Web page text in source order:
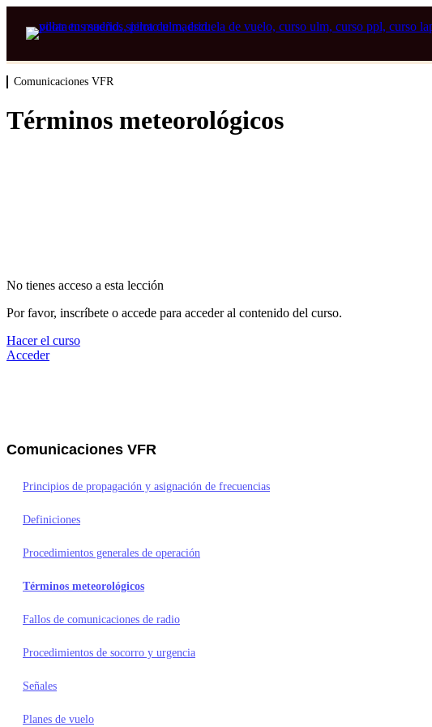
Comunicaciones VFR
Términos meteorológicos
No tienes acceso a esta lección
Por favor, inscríbete o accede para acceder al contenido del curso.
Hacer el curso
Acceder
Comunicaciones VFR
Principios de propagación y asignación de frecuencias
Definiciones
Procedimientos generales de operación
Términos meteorológicos
Fallos de comunicaciones de radio
Procedimientos de socorro y urgencia
Señales
Planes de vuelo